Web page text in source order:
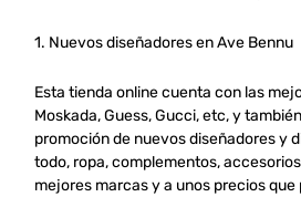
1. Nuevos diseñadores en Ave Bennu
Esta tienda online cuenta con las
Moskada, Guess, Gucci, etc, y
promoción de nuevos diseñadores y
todo, ropa, complementos,
mejores marcas y a unos precios que